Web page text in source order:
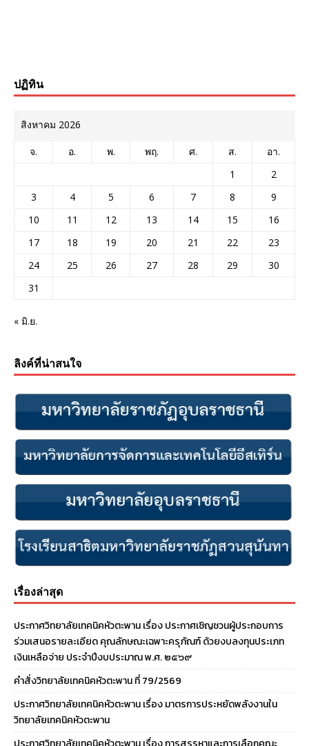
ปฏิทิน
สิงหาคม 2026
จ. อ. พ. พฤ. ศ. ส.
อา.
1
2
3
4 5 6 7 8
9
10
11 12 13 14 15
16
17
18 19 20 21 22
23
24
25 26 27 28 29
30
31
« มิ.ย.
ลิงค์ที่น่าสนใจ
เรื่องล่าสุด
ประกาศวิทยาลัยเทคนิคหัวตะพาน เรื่อง ประกาศเชิญชวนผู้ประกอบการ
ร่วมเสนอรายละเอียด คุณลักษณะเฉพาะครุภัณฑ์ ด้วยงบลงทุนประเภท
เงินเหลือจ่าย ประจําปีงบประมาณ พ.ศ. ๒๕๖๙
คำสั่งวิทยาลัยเทคนิคหัวตะพาน ที่ 79/2569
ประกาศวิทยาลัยเทคนิคหัวตะพาน เรื่อง มาตรการประหยัดพลังงานใน
วิทยาลัยเทคนิคหัวตะพาน